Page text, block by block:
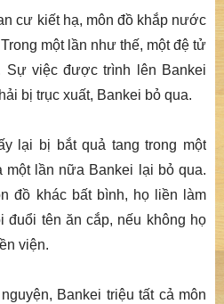
cư kiết hạ, môn đồ khắp nước
một lần như thế, một đệ tử
Sự việc được trình lên Bankei
bị trục xuất, Bankei bỏ qua.
lại bị bắt quả tang trong một
lần nữa Bankei lại bỏ qua.
đồ khác bất bình, họ liền làm
đuổi tên ăn cắp, nếu không họ
viện.
Bankei triệu tất cả môn